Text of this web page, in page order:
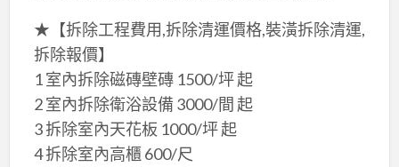
★【拆除工程費用,拆除清運價格,裝潢拆除清運,
拆除報價】
1 室內拆除磁磚壁磚 1500/坪 起
2 室內拆除衛浴設備 3000/間 起
3 拆除室內天花板 1000/坪 起
4 拆除室內高櫃 600/尺